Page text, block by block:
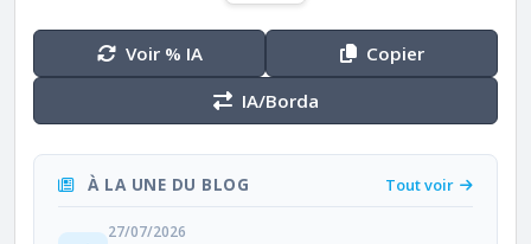
Voir % IA
Copier
IA/Borda
À LA UNE DU BLOG Tout voir
27/07/2026